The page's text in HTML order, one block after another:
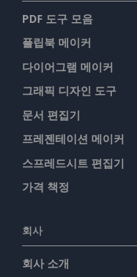
PDF 도구 모음
플립북 메이커
다이어그램 메이커
그래픽 디자인 도구
문서 편집기
프레젠테이션 메이커
스프레드시트 편집기
가격 책정
회사
회사 소개